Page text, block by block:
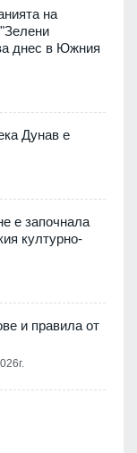
на
днес в Южния
Дунав е
е започнала
културно-
и правила от